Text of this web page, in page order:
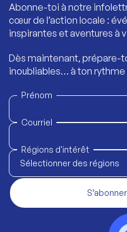
Abonne-toi à notre
cœur de l’action locale :
inspirantes et aventures à
Dès maintenant, prépare-
inoubliables… à ton rythme
Prénom
Courriel
Régions d'intérêt
Sélectionner des régions